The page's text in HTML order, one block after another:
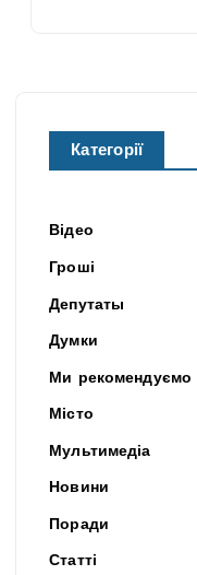
Категорії
Відео
Гроші
Депутаты
Думки
Ми рекомендуємо
Місто
Мультимедіа
Новини
Поради
Статті